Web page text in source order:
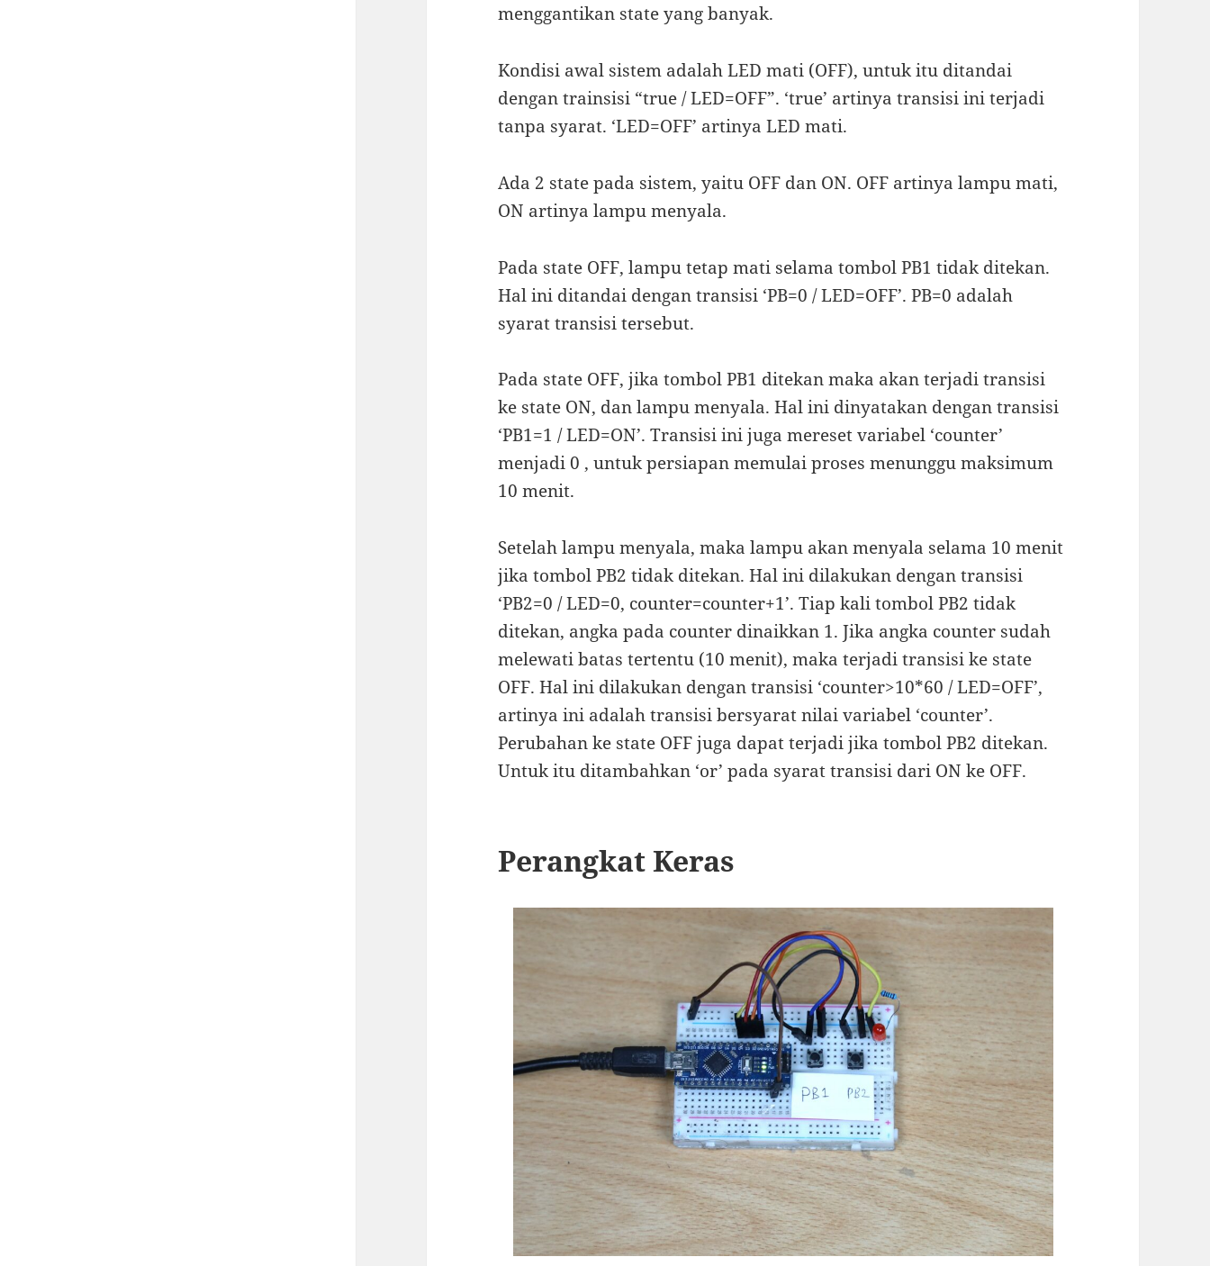
menggantikan state yang banyak.
Kondisi awal sistem adalah LED mati (OFF), untuk itu ditandai
dengan trainsisi “true / LED=OFF”. ‘true’ artinya transisi ini terjadi
tanpa syarat. ‘LED=OFF’ artinya LED mati.
Ada 2 state pada sistem, yaitu OFF dan ON. OFF artinya lampu mati,
ON artinya lampu menyala.
Pada state OFF, lampu tetap mati selama tombol PB1 tidak ditekan.
Hal ini ditandai dengan transisi ‘PB=0 / LED=OFF’. PB=0 adalah
syarat transisi tersebut.
Pada state OFF, jika tombol PB1 ditekan maka akan terjadi transisi
ke state ON, dan lampu menyala. Hal ini dinyatakan dengan transisi
‘PB1=1 / LED=ON’. Transisi ini juga mereset variabel ‘counter’
menjadi 0 , untuk persiapan memulai proses menunggu maksimum
10 menit.
Setelah lampu menyala, maka lampu akan menyala selama 10 menit
jika tombol PB2 tidak ditekan. Hal ini dilakukan dengan transisi
‘PB2=0 / LED=0, counter=counter+1’. Tiap kali tombol PB2 tidak
ditekan, angka pada counter dinaikkan 1. Jika angka counter sudah
melewati batas tertentu (10 menit), maka terjadi transisi ke state
OFF. Hal ini dilakukan dengan transisi ‘counter>10*60 / LED=OFF’,
artinya ini adalah transisi bersyarat nilai variabel ‘counter’.
Perubahan ke state OFF juga dapat terjadi jika tombol PB2 ditekan.
Untuk itu ditambahkan ‘or’ pada syarat transisi dari ON ke OFF.
Perangkat Keras